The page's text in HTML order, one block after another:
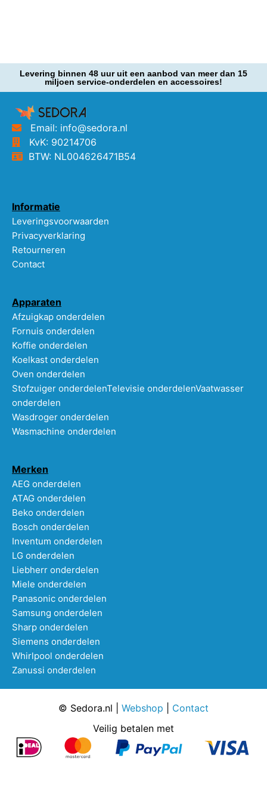
Levering binnen 48 uur uit een aanbod van meer dan 15
miljoen service-onderdelen en accessoires!
Email: info@sedora.nl
KvK: 90214706
BTW: NL004626471B54
Informatie
Leveringsvoorwaarden
Privacyverklaring
Retourneren
Contact
Apparaten
Afzuigkap onderdelen
Fornuis onderdelen
Koffie onderdelen
Koelkast onderdelen
Oven onderdelen
Stofzuiger onderdelenTelevisie onderdelenVaatwasser
onderdelen
Wasdroger onderdelen
Wasmachine onderdelen
Merken
AEG onderdelen
ATAG onderdelen
Beko onderdelen
Bosch onderdelen
Inventum onderdelen
LG onderdelen
Liebherr onderdelen
Miele onderdelen
Panasonic onderdelen
Samsung onderdelen
Sharp onderdelen
Siemens onderdelen
Whirlpool onderdelen
Zanussi onderdelen
© Sedora.nl | Webshop
Contact
Veilig betalen met